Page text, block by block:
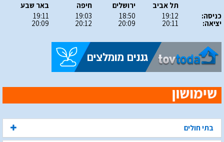
כניסה:
יציאה:
תל אביב
19:12
20:11
ירושלים
18:50
20:09
חיפה
19:03
20:12
באר שבע
19:11
20:09
בתי חולים